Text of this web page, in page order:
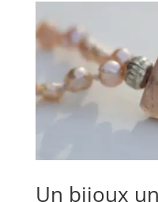
Un bijoux